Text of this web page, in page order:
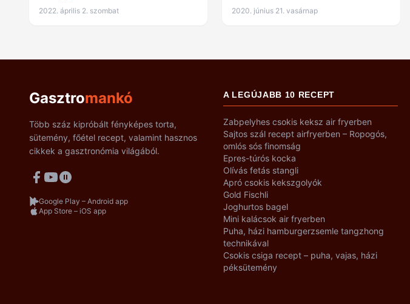
2022. április 2. szombat 2020. június 21. vasárnap
Gasztromankó
Több száz kipróbált fényképes torta,
sütemény, főétel recept, valamint hasznos
cikkek a gasztronómia világából.
Google Play – Android app
App Store – iOS app
A LEGÚJABB 10 RECEPT
Zabpelyhes csokis keksz air fryerben
Sajtos szál recept airfryerben – Ropogós,
omlós sós finomság
Epres-túrós kocka
Olívás fetás stangli
Apró csokis kekszgolyók
Gold Fischli
Joghurtos bagel
Mini kalácsok air fryerben
Puha, házi hamburgerzsemle tangzhong
technikával
Csokis csiga recept – puha, vajas, házi
péksütemény